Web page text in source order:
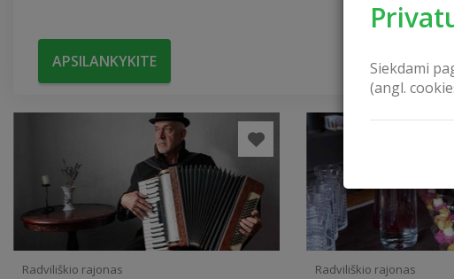
Siekdami
(angl.
APSILANKYKITE
Radviliškio rajonas Radviliškio rajonas